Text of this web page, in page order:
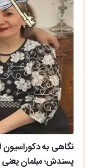
نگاهی به
پسندش؛ مبلمان یعنی